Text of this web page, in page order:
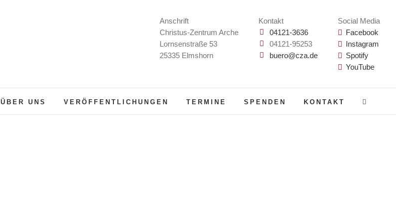
Anschrift
Christus-Zentrum Arche
Lornsenstraße 53
25335 Elmshorn
Kontakt
04121-3636
04121-95253
buero@cza.de
Social Media
Facebook
Instagram
Spotify
YouTube
ÜBER UNS VERÖFFENTLICHUNGEN TERMINE SPENDEN KONTAKT